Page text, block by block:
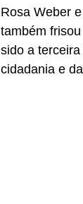
Rosa Weber
também
sido a
cidadania e